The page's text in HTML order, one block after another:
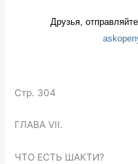
Стр. 304
ГЛАВА VII.
ЧТО ЕСТЬ ШАКТИ?